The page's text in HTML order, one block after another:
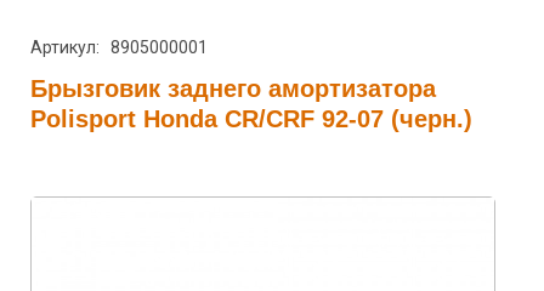
Артикул: 8905000001
Брызговик заднего амортизатора
Polisport Honda CR/CRF 92-07 (черн.)